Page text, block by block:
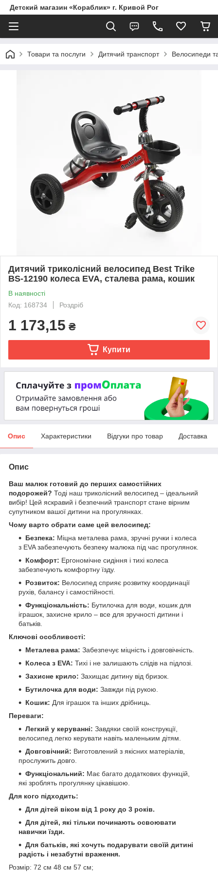
Детский магазин «Кораблик» г. Кривой Рог
Товари та послуги Дитячий транспорт Велосипеди
Дитячий триколісний велосипед Best Trike
BS-12190 колеса EVA, сталева рама, кошик
В наявності
Код: 168734
Роздріб
1 173,15 ₴
Купити
Опис Характеристики Відгуки про товар Доставка
Опис
Ваш малюк готовий до перших самостійних
подорожей? Тоді наш триколісний велосипед – ідеальний
вибір! Цей яскравий і безпечний транспорт стане вірним
супутником вашої дитини на прогулянках.
Чому варто обрати саме цей велосипед:
Безпека: Міцна металева рама, зручні ручки і колеса
з EVA забезпечують безпеку малюка під час прогулянок.
Комфорт: Ергономічне сидіння і тихі колеса
забезпечують комфортну їзду.
Розвиток: Велосипед сприяє розвитку координації
рухів, балансу і самостійності.
Функціональність: Бутилочка для води, кошик для
іграшок, захисне крило – все для зручності дитини і
батьків.
Ключові особливості:
Металева рама: Забезпечує міцність і довговічність.
Колеса з EVA: Тихі і не залишають слідів на підлозі.
Захисне крило: Захищає дитину від бризок.
Бутилочка для води: Завжди під рукою.
Кошик: Для іграшок та інших дрібниць.
Переваги:
Легкий у керуванні: Завдяки своїй конструкції,
велосипед легко керувати навіть маленьким дітям.
Довговічний: Виготовлений з якісних матеріалів,
прослужить довго.
Функціональний: Має багато додаткових функцій,
які зроблять прогулянку цікавішою.
Для кого підходить:
Для дітей віком від 1 року до 3 років.
Для дітей, які тільки починають освоювати
навички їзди.
Для батьків, які хочуть подарувати своїй дитині
радість і незабутні враження.
Розмір: 72 см 48 см 57 см;